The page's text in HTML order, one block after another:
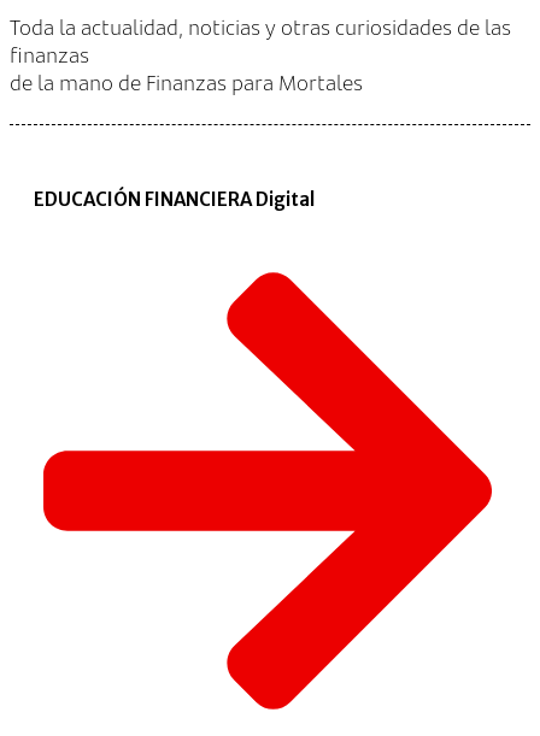
Toda la actualidad, noticias y otras curiosidades de las
finanzas
de la mano de Finanzas para Mortales
EDUCACIÓN FINANCIERA Digital